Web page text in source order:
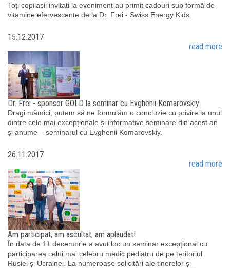
Toți copilașii invitați la eveniment au primit cadouri sub formă de
vitamine efervescente de la Dr. Frei - Swiss Energy Kids.
15.12.2017
read more
Dr. Frei - sponsor GOLD la seminar cu Evghenii Komarovskiy
Dragi mămici, putem să ne formulăm o concluzie cu privire la unul
dintre cele mai excepționale și informative seminare din acest an
și anume – seminarul cu Evghenii Komarovskiy.
26.11.2017
read more
Am participat, am ascultat, am aplaudat!
În data de 11 decembrie a avut loc un seminar excepțional cu
participarea celui mai celebru medic pediatru de pe teritoriul
Rusiei și Ucrainei. La numeroase solicitări ale tinerelor și